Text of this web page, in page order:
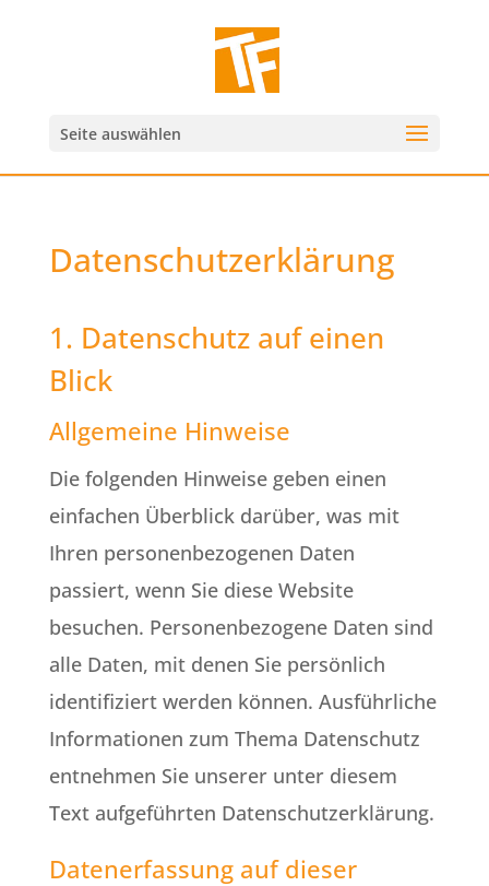
Seite auswählen
Datenschutzerklärung
1. Datenschutz auf einen
Blick
Allgemeine Hinweise
Die folgenden Hinweise geben einen
einfachen Überblick darüber, was mit
Ihren personenbezogenen Daten
passiert, wenn Sie diese Website
besuchen. Personenbezogene Daten sind
alle Daten, mit denen Sie persönlich
identifiziert werden können. Ausführliche
Informationen zum Thema Datenschutz
entnehmen Sie unserer unter diesem
Text aufgeführten Datenschutzerklärung.
Datenerfassung auf dieser